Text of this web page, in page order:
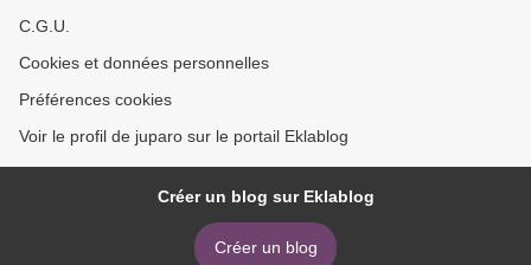
C.G.U.
Cookies et données personnelles
Préférences cookies
Voir le profil de juparo sur le portail Eklablog
Créer un blog sur Eklablog
Créer un blog